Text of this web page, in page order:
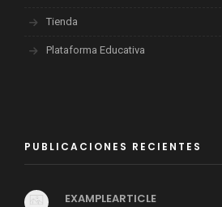
Tienda
Plataforma Educativa
PUBLICACIONES RECIENTES
EXAMPLEARTICLE